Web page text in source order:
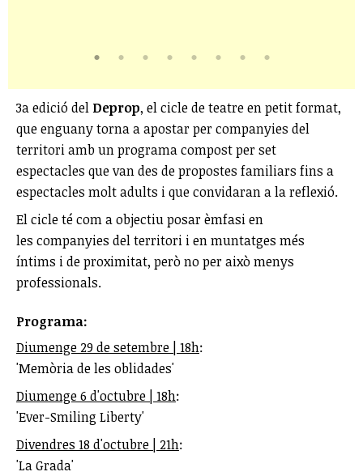
3a edició del Deprop, el cicle de teatre en petit format,
que enguany torna a apostar per companyies del
territori amb un programa compost per set
espectacles que van des de propostes familiars fins a
espectacles molt adults i que convidaran a la reflexió.
El cicle té com a objectiu posar èmfasi en
les companyies del territori i en muntatges més
íntims i de proximitat, però no per això menys
professionals.
Programa:
Diumenge 29 de setembre | 18h:
'Memòria de les oblidades'
Diumenge 6 d'octubre | 18h:
'Ever-Smiling Liberty'
Divendres 18 d'octubre | 21h:
'La Grada'